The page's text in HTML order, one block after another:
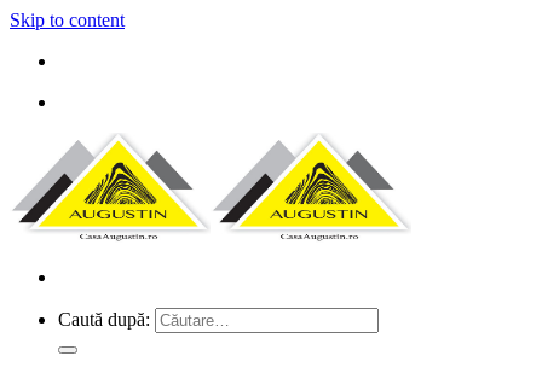
Skip to content
Caută după: